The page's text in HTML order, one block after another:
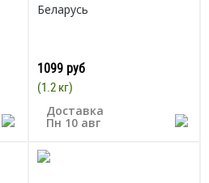
Беларусь
1099 руб
(1.2 кг)
Доставка
Пн 10 авг